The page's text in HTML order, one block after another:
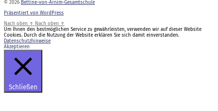
© 2026 Bettine-von-Arnim-Gesamtschule
Präsentiert von WordPress
Nach oben ↑ Nach oben ↑
Um Ihnen den bestmöglichen Service zu gewährleisten, verwenden wir auf dieser Website
Cookies. Durch die Nutzung der Website erklären Sie sich damit einverstanden.
Datenschutzhinweise
Akzeptieren
Schließen